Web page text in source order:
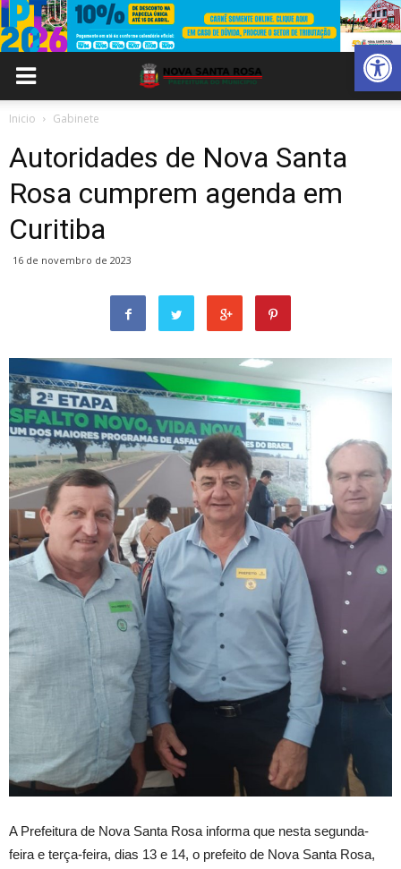
Abrir
Inicio Gabinete
Autoridades de Nova Santa
Rosa cumprem agenda em
Curitiba
16 de novembro de 2023
A Prefeitura de Nova Santa Rosa informa que nesta segunda-
feira e terça-feira, dias 13 e 14, o prefeito de Nova Santa Rosa,